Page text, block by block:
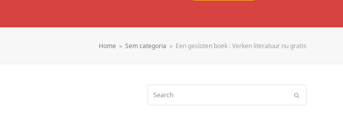
Home » Sem categoria » Een gesloten boek : Verken literatuur nu gratis